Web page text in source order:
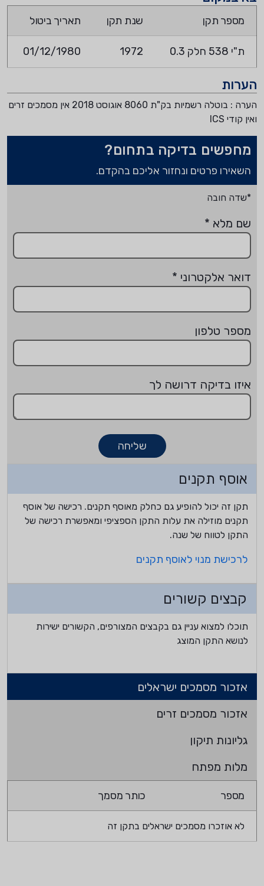
מספר תקן שנת תקן תאריך ביטול
ת"י 538 חלק 0.3 1972
01/12/1980
הערות
הערה : בוטלה רשמיות בק"ת 8060 אוגוסט 2018 אין מסמכים זרים
ואין קודי ICS
מחפשים בדיקה בתחום?
השאירו פרטים ונחזור אליכם בהקדם.
*שדה חובה
שם מלא *
דואר אלקטרוני *
מספר טלפון
איזו בדיקה דרושה לך
שליחה
אוסף תקנים
תקן זה יכול להופיע גם כחלק מאוסף תקנים. רכישה של אוסף
תקנים מוזילה את עלות התקן הספציפי ומאפשרת רכישה של
התקן לטווח של שנה.
לרכישת מנוי לאוסף תקנים
קבצים קשורים
תוכלו למצוא עניין גם בקבצים המצורפים, הקשורים ישירות
לנושא התקן המוצג
אזכור מסמכים ישראלים
אזכור מסמכים זרים
גליונות תיקון
מלות מפתח
מספר כותר מסמך
לא אוזכרו מסמכים ישראלים בתקן זה